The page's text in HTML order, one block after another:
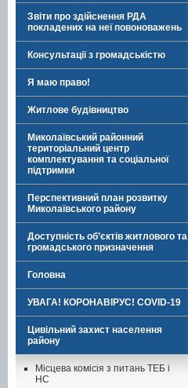
Звіти про здійснення РДА
покладених на неї повоноважень
Консультації з громадськістю
Я маю право!
Житлове будівництво
Миколаївський районний
територіальний центр
комплектування та соціальної
підтримки
Перспективний план розвитку
Миколаївського району
Доступність об’єктів житлового та
громадського призначення
Головна
УВАГА! КОРОНАВІРУС! COVID-19
Цивільний захист населення
району
Місцева комісія з питань ТЕБ і
НС